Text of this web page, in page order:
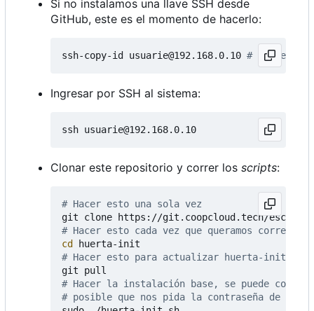
Si no instalamos una llave SSH desde
GitHub, este es el momento de hacerlo:
ssh-copy-id usuarie@192.168.0.10 # IP de la
Ingresar por SSH al sistema:
Clonar este repositorio y correr los scripts:
# Hacer esto una sola vez
# Hacer esto cada vez que queramos correr
cd
# Hacer esto para actualizar huerta-init
# Hacer la instalación base, se puede
# posible que nos pida la contraseña de